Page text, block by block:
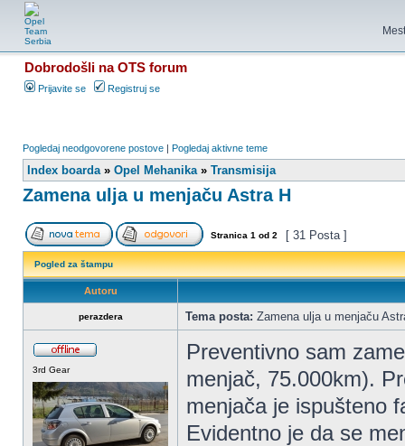
Dobrodošli na OTS forum
Prijavite se Registruj se
Pogledaj neodgovorene postove | Pogledaj aktivne teme
Index boarda» Opel Mehanika» Transmisija
Zamena ulja u menjaču Astra H
Stranica 1 od 2 [ 31 Posta ]
Pogled za štampu
Autoru
perazdera Tema posta: Zamena ulja u menjaču
3rd Gear
Preventivno sam
menjač, 75.000km).
menjača je ispušteno
Evidentno je da se